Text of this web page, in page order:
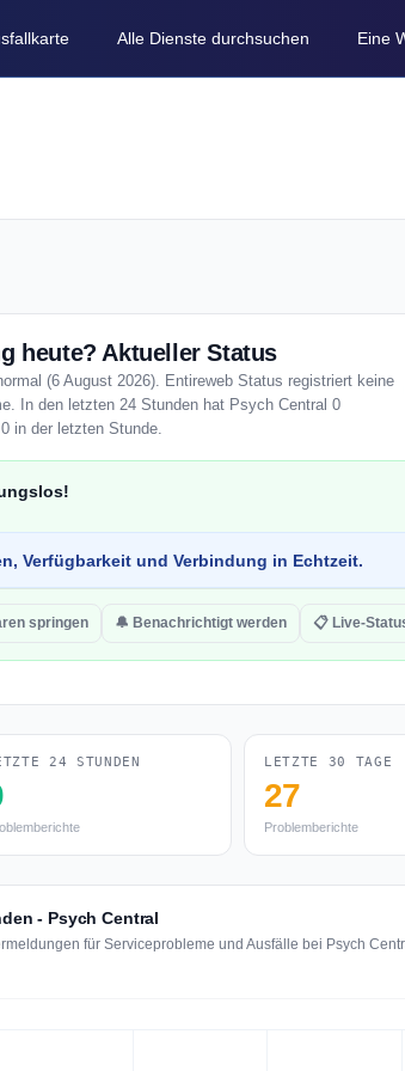
Alle Dienste durchsuchen Eine
heute? Aktueller Status
(6 August 2026). Entireweb Status registriert keine
In den letzten 24 Stunden hat Psych Central 0
in der letzten Stunde.
Verfügbarkeit und Verbindung in Echtzeit.
springen 🔔 Benachrichtigt werden 📋 Live-
24 STUNDEN LETZTE 30 TAGE
27
Problemberichte
- Psych Central
für Serviceprobleme und Ausfälle bei Psych